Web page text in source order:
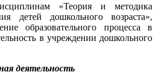
«Теория и методика
детей дошкольного возраста»,
образовательного процесса в
в учреждении дошкольного
деятельность